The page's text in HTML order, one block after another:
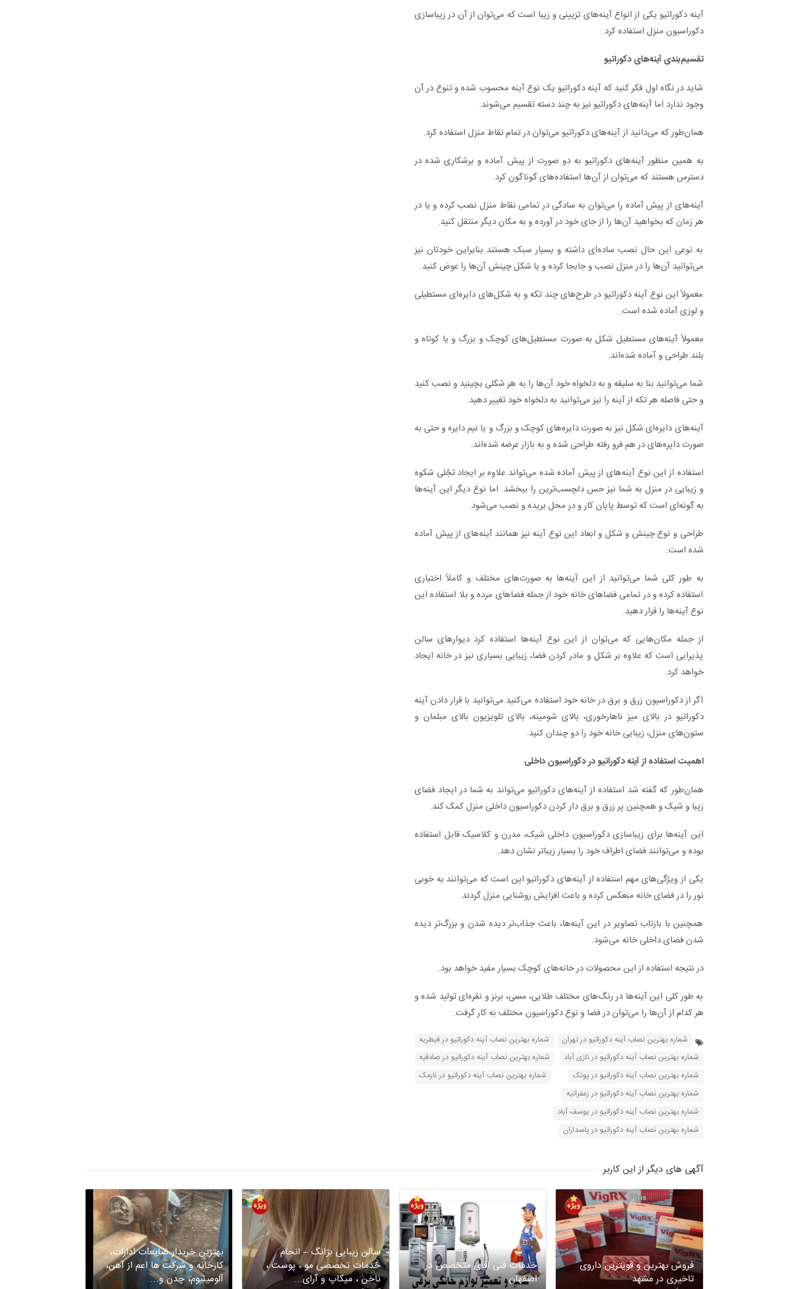
آینه دکوراتیو یکی از انواع آینه‌‎های تزیینی و زیبا است که می‌توان از آن در زیباسازی
دکوراسیون منزل استفاده کرد.
تقسیم‌بندی آینه‌های دکوراتیو
شاید در نگاه اول فکر کنید که آینه دکوراتیو یک نوع آینه محسوب شده و تنوع در آن
وجود ندارد اما آینه‌های دکوراتیو نیز به چند دسته تقسیم می‌شوند.
همان‌طور که می‌دانید از آینه‌های دکوراتیو می‌توان در تمام نقاط منزل استفاده کرد.
به همین منظور آینه‌های دکوراتیو به دو صورت از پیش آماده و برشکاری شده در
دسترس هستند که می‌توان از آن‌ها استفاده‌های گوناگون کرد.
آینه‌های از پیش آماده را می‌توان به سادگی در تمامی نقاط منزل نصب کرده و یا در
هر زمان که بخواهید آن‌ها را از جای خود در آورده و به مکان دیگر منتقل کنید.
به نوعی این حال نصب ساده‌ای داشته و بسیار سبک هستند بنابراین خودتان نیز
می‌توانید آن‌ها را در منزل نصب و جابجا کرده و یا شکل چینش آن‌ها را عوض کنید.
معمولاً این نوع آینه دکوراتیو در طرح‌های چند تکه و به شکل‌های دایره‌ای مستطیلی
و لوزی آماده شده است.
معمولاً آینه‌های مستطیل شکل به صورت مستطیل‌های کوچک و بزرگ و یا کوتاه و
بلند طراحی و آماده شده‌اند.
شما می‌توانید بنا به سلیقه و به دلخواه خود آن‌ها را به هر شکلی بچینید و نصب کنید
و حتی فاصله هر تکه از آینه را نیز می‌توانید به دلخواه خود تغییر دهید.
آینه‌های دایره‌ای شکل نیز به صورت دایره‌های کوچک و بزرگ و یا نیم دایره و حتی به
صورت دایره‌های در هم فرو رفته طراحی شده و به بازار عرضه شده‌اند.
استفاده از این نوع آینه‌های از پیش آماده شده می‌تواند علاوه بر ایجاد تجّلی شکوه
و زیبایی در منزل به شما نیز حس دلچسب‌ترین را ببخشد. اما نوع دیگر این آینه‌ها
به گونه‌ای است که توسط پایان کار و در محل بریده و نصب می‌شود.
طراحی و نوع چینش و شکل و ابعاد این نوع آینه نیز همانند آینه‌های از پیش آماده
شده است.
به طور کلی شما می‌توانید از این آینه‌ها به صورت‌های مختلف و کاملاً اختیاری
استفاده کرده و در تمامی فضاهای خانه خود از جمله فضاهای مرده و بلا استفاده این
نوع آینه‌ها را قرار دهید.
از جمله مکان‌هایی که می‌توان از این نوع آینه‌ها استفاده کرد دیوارهای سالن
پذیرایی است که علاوه بر شکل و مادر کردن فضا، زیبایی بسیاری نیز در خانه ایجاد
خواهد کرد.
اگر از دکوراسیون زرق و برق در خانه خود استفاده می‌کنید می‌توانید با قرار دادن آینه
دکوراتیو در بالای میز ناهارخوری، بالای شومینه، بالای تلویزیون بالای مبلمان و
ستون‌های منزل، زیبایی خانه خود را دو چندان کنید.
اهمیت استفاده از آینه دکوراتیو در دکوراسیون داخلی
همان‌طور که گفته شد استفاده از آینه‌های دکوراتیو می‌تواند به شما در ایجاد فضای
زیبا و شیک و همچنین پر زرق و برق دار کردن دکوراسیون داخلی منزل کمک کند.
این آینه‌ها برای زیباسازی دکوراسیون داخلی شیک، مدرن و کلاسیک قابل استفاده
بوده و می‌توانند فضای اطراف خود را بسیار زیباتر نشان دهد.
یکی از ویژگی‌های مهم استفاده از آینه‌های دکوراتیو این است که می‌توانند به خوبی
نور را در فضای خانه منعکس کرده و باعث افزایش روشنایی منزل گردند.
همچنین با بازتاب تصاویر در این آینه‌ها، باعث جذاب‌تر دیده شدن و بزرگ‌تر دیده
شدن فضای داخلی خانه می‌شود.
در نتیجه استفاده از این محصولات در خانه‌های کوچک بسیار مفید خواهد بود.
به طور کلی این آینه‌ها در رنگ‌های مختلف طلایی، مسی، برنز و نقره‌ای تولید شده و
هر کدام از آن‌ها را می‌توان در فضا و نوع دکوراسیون مختلف به کار گرفت.
شماره بهترین نصاب آینه دکوراتیو در تهران
شماره بهترین نصاب آینه دکوراتیو در قیطریه
شماره بهترین نصاب آینه دکوراتیو در نازی آباد
شماره بهترین نصاب آینه دکوراتیو در صادقیه
شماره بهترین نصاب آینه دکوراتیو در پونک
شماره بهترین نصاب آینه دکوراتیو در نارمک
شماره بهترین نصاب آینه دکوراتیو در زعفرانیه
شماره بهترین نصاب آینه دکوراتیو در یوسف آباد
شماره بهترین نصاب آینه دکوراتیو در پاسداران
آگهی های دیگر از این کاربر
فروش بهترین و قویترین داروی
تاخیری در مشهد
خدمات فنی اقای متخصص در
اصفهان
سالن زیبایی بژانگ – انجام
خدمات تخصصی مو ، پوست ،
ناخن ، میکاپ و آرای...
بهترین خریدار ضایعات ادارات،
کارخانه و شرکت ها اعم از آهن،
آلومینیوم، چدن و...